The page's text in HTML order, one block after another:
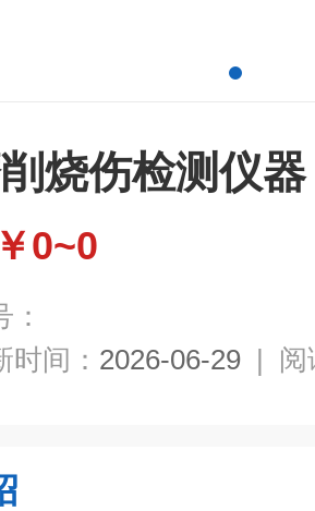
烧伤检测仪器
￥0~0
：
时间： 2026-06-29 | 阅